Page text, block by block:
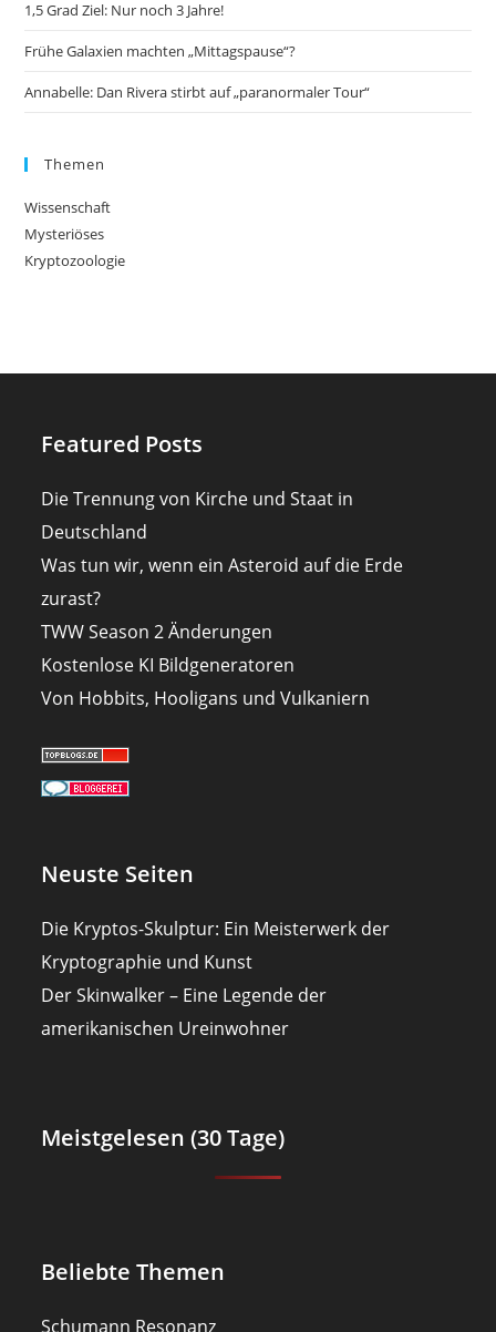
1,5 Grad Ziel: Nur noch 3 Jahre!
Frühe Galaxien machten „Mittagspause“?
Annabelle: Dan Rivera stirbt auf „paranormaler Tour“
Themen
Wissenschaft
Mysteriöses
Kryptozoologie
Featured Posts
Die Trennung von Kirche und Staat in
Deutschland
Was tun wir, wenn ein Asteroid auf die Erde
zurast?
TWW Season 2 Änderungen
Kostenlose KI Bildgeneratoren
Von Hobbits, Hooligans und Vulkaniern
Neuste Seiten
Die Kryptos-Skulptur: Ein Meisterwerk der
Kryptographie und Kunst
Der Skinwalker – Eine Legende der
amerikanischen Ureinwohner
Meistgelesen (30 Tage)
Beliebte Themen
Schumann Resonanz